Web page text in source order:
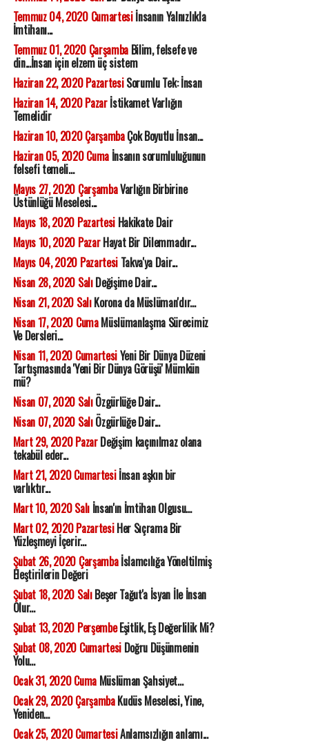
Temmuz 04, 2020 Cumartesiİnsanın Yalnızlıkla
İmtihanı...
Temmuz 01, 2020 ÇarşambaBilim, felsefe ve
din...İnsan için elzem üç sistem
Haziran 22, 2020 PazartesiSorumlu Tek: İnsan
Haziran 14, 2020 Pazarİstikamet Varlığın
Temelidir
Haziran 10, 2020 ÇarşambaÇok Boyutlu İnsan...
Haziran 05, 2020 Cumaİnsanın sorumluluğunun
felsefi temeli...
Mayıs 27, 2020 ÇarşambaVarlığın Birbirine
Üstünlüğü Meselesi...
Mayıs 18, 2020 PazartesiHakikate Dair
Mayıs 10, 2020 PazarHayat Bir Dilemmadır...
Mayıs 04, 2020 PazartesiTakva'ya Dair...
Nisan 28, 2020 SalıDeğişime Dair...
Nisan 21, 2020 SalıKorona da Müslüman'dır...
Nisan 17, 2020 CumaMüslümanlaşma Sürecimiz
Ve Dersleri...
Nisan 11, 2020 CumartesiYeni Bir Dünya Düzeni
Tartışmasında 'Yeni Bir Dünya Görüşü' Mümkün
mü?
Nisan 07, 2020 SalıÖzgürlüğe Dair...
Nisan 07, 2020 SalıÖzgürlüğe Dair...
Mart 29, 2020 PazarDeğişim kaçınılmaz olana
tekabül eder...
Mart 21, 2020 Cumartesiİnsan aşkın bir
varlıktır...
Mart 10, 2020 Salıİnsan'ın İmtihan Olgusu...
Mart 02, 2020 PazartesiHer Sıçrama Bir
Yüzleşmeyi İçerir...
Şubat 26, 2020 Çarşambaİslamcılığa Yöneltilmiş
Eleştirilerin Değeri
Şubat 18, 2020 SalıBeşer Tağut'a İsyan İle İnsan
Olur...
Şubat 13, 2020 PerşembeEşitlik, Eş Değerlilik Mi?
Şubat 08, 2020 CumartesiDoğru Düşünmenin
Yolu...
Ocak 31, 2020 CumaMüslüman Şahsiyet...
Ocak 29, 2020 ÇarşambaKudüs Meselesi, Yine,
Yeniden...
Ocak 25, 2020 CumartesiAnlamsızlığın anlamı...